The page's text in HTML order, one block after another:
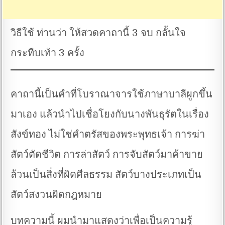
วิธีใช้ ท่านว่า ให้สวดคาถานี้ 3 จบ กลั้นใจ
กระทืบเท้า 3 ครั้ง
คาถานี้เป็นคำที่โบราณาจารใช้ภาษาบาลีผูกขึ้น
มาเอง แล้วนำไปเชื่อโยงกับนางพันธุรัตในเรื่อง
สังข์ทอง ไม่ใช่คำตรัสของพระพุทธเจ้า การฆ่า
สัตว์ตัดชีวิต การล่าสัตว์ การจับสัตว์มาค้าขาย
ล้วนเป็นสิ่งที่ผิดศีลธรรม สัตว์บางประเภทเป็น
สัตว์สงวนผิดกฎหมาย
บทความนี้ ผมนำมาแสดงว่าเพื่อเป็นความรู้